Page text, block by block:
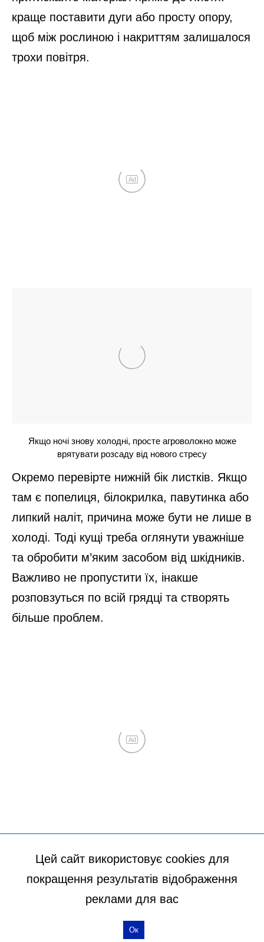
Цей сайт використовує cookies для
покращення результатів відображення
реклами для вас
Ок